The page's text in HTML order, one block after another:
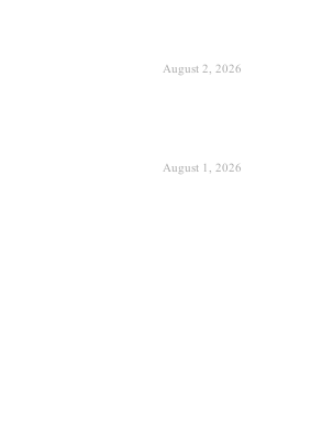
August 2, 2026
August 1, 2026